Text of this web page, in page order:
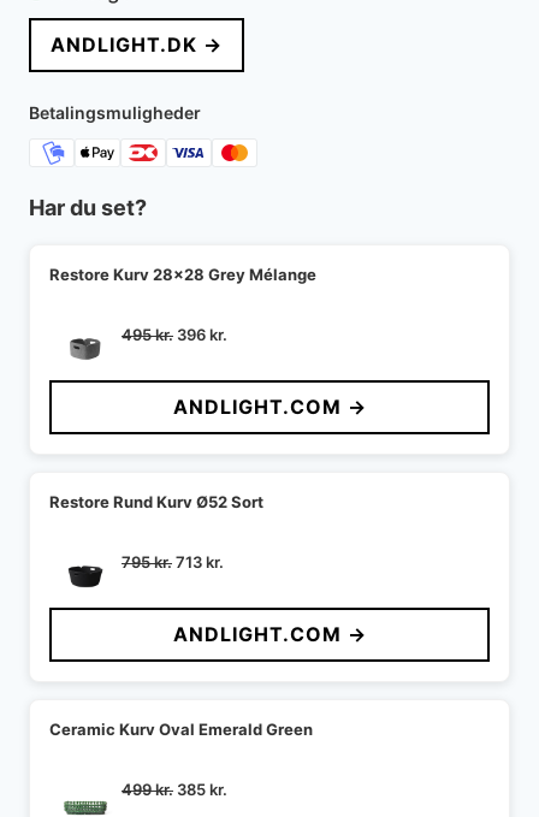
pris
var:
18.999 kr..
ANDLIGHT.DK →
Betalingsmuligheder
Har du set?
Restore Kurv 28x28 Grey Mélange
495kr. Den
pris
var:
495 kr..
396kr.
pris
er:
396 kr..
ANDLIGHT.COM →
Restore Rund Kurv Ø52 Sort
795kr.Den
pris
var:
795 kr..
713kr.
pris
er:
713 kr..
ANDLIGHT.COM →
Ceramic Kurv Oval Emerald Green
499kr. Den
385kr.